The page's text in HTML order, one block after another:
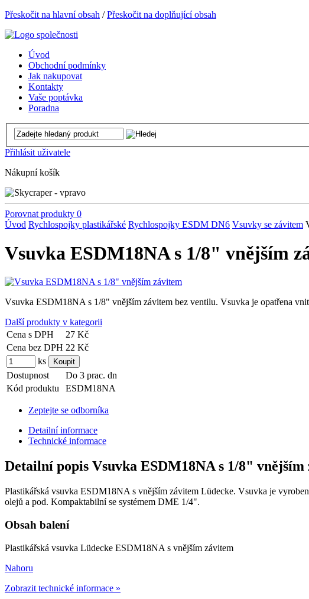
Přeskočit na hlavní obsah /Přeskočit na doplňující obsah
Úvod
Obchodní podmínky
Jak nakupovat
Kontakty
Vaše poptávka
Poradna
Přihlásit uživatele
Nákupní košík
Porovnat produkty 0
Úvod Rychlospojky plastikářské Rychlospojky ESDM DN6 Vsuvky se závitem
Vsuvka ESDM18NA s 1/8" vnějším
Vsuvka ESDM18NA s 1/8" vnějším závitem bez ventilu. Vsuvka je opatřena
Další produkty v kategorii
Cena s DPH
27 Kč
Cena bez DPH 22 Kč
ks
Dostupnost
Do 3 prac. dn
Kód produktu
ESDM18NA
Zeptejte se odborníka
Detailní informace
Technické informace
Detailní popis Vsuvka ESDM18NA s 1/8" vnějším
Plastikářská vsuvka ESDM18NA s vnějším závitem Lüdecke. Vsuvka je
olejů a pod. Kompaktabilní se systémem DME 1/4".
Obsah balení
Plastikářská vsuvka Lüdecke ESDM18NA s vnějším závitem
Nahoru
Zobrazit technické informace »